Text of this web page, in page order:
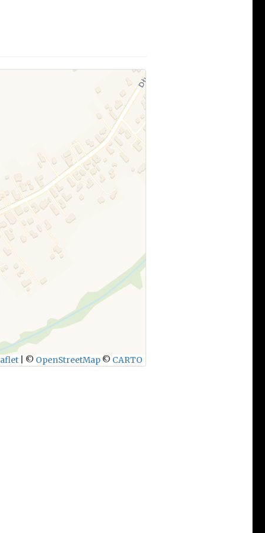
© OpenStreetMap © CARTO